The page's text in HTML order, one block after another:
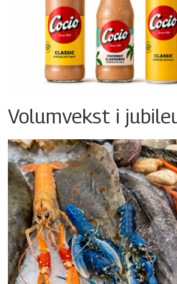
Volumvekst i